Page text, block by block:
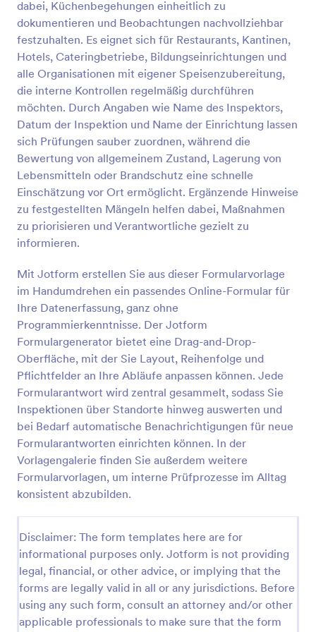
dabei, Küchenbegehungen einheitlich zu
dokumentieren und Beobachtungen nachvollziehbar
festzuhalten. Es eignet sich für Restaurants, Kantinen,
Hotels, Cateringbetriebe, Bildungseinrichtungen und
alle Organisationen mit eigener Speisenzubereitung,
die interne Kontrollen regelmäßig durchführen
möchten. Durch Angaben wie Name des Inspektors,
Datum der Inspektion und Name der Einrichtung lassen
sich Prüfungen sauber zuordnen, während die
Bewertung von allgemeinem Zustand, Lagerung von
Lebensmitteln oder Brandschutz eine schnelle
Einschätzung vor Ort ermöglicht. Ergänzende Hinweise
zu festgestellten Mängeln helfen dabei, Maßnahmen
zu priorisieren und Verantwortliche gezielt zu
informieren.
Mit Jotform erstellen Sie aus dieser Formularvorlage
im Handumdrehen ein passendes Online-Formular für
Ihre Daten­erfassung, ganz ohne
Programmierkenntnisse. Der Jotform
Formulargenerator bietet eine Drag-and-Drop-
Oberfläche, mit der Sie Layout, Reihenfolge und
Pflichtfelder an Ihre Abläufe anpassen können. Jede
Formularantwort wird zentral gesammelt, sodass Sie
Inspektionen über Standorte hinweg auswerten und
bei Bedarf automatische Benachrichtigungen für neue
Formularantworten einrichten können. In der
Vorlagengalerie finden Sie außerdem weitere
Formularvorlagen, um interne Prüfprozesse im Alltag
konsistent abzubilden.
Disclaimer: The form templates here are for
informational purposes only. Jotform is not providing
legal, financial, or other advice, or implying that the
forms are legally valid in all or any jurisdictions. Before
using any such form, consult an attorney and/or other
applicable professionals to make sure that the form
Vorschau
Lebensmittelabfallprotokoll
Ein Lebensmittelabfallprotokoll ist eine
Formularvorlage, die dazu dient, Informationen über
die Entsorgung von Lebensmitteln in verschiedenen
Bereichen zu erfassen und aufzuzeichnen. Es bietet
eine einfache und effiziente Möglichkeit, die
Entsorgung von Lebensmittelabfällen zu
dokumentieren und hilft Unternehmen und
Organisationen dabei, ihre Umweltauswirkungen
besser zu kontrollieren und nachhaltigere
Entscheidungen zu treffen. Ganz gleich, ob Sie ein
Restaurant, eine Schulkantine oder eine andere
Einrichtung sind, die mit Lebensmitteln zu tun hat,
Details wie die Art der Lebensmittel, die Menge und
die Art der Entsorgung festhalten. Mithilfe des
Lebensmittelabfallprotokolls können Sie Einblicke in
Ihr Abfallverhalten gewinnen, verbesserungswürdige
Bereiche identifizieren und Schritte zur
Reduzierung von Lebensmittelabfällen und zur
Förderung der Nachhaltigkeit unternehmen.Jotform
Go to Category:
Inspektionsformulare
Vorlage verwenden